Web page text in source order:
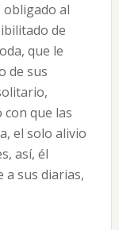
obligado al
de
que le
de sus
que las
el solo alivio
así, él
a sus diarias,